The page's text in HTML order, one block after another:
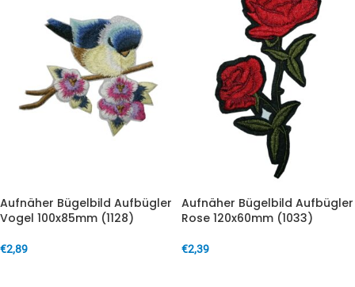
Aufnäher Bügelbild Aufbügler
Vogel 100x85mm (1128)
€2,89
Aufnäher Bügelbild Aufbügler
Rose 120x60mm (1033)
€2,39